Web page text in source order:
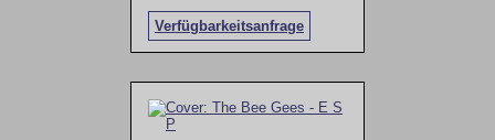
Verfügbarkeitsanfrage